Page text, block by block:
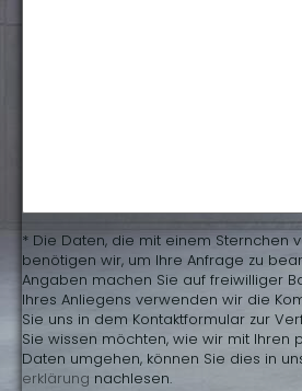
* Die Daten, die mit einem Sternchen
benötigen wir, um Ihre Anfrage zu
Angaben machen Sie auf freiwilliger
Ihres Anliegens verwenden wir die
Sie uns in dem Kontaktformular zur
Sie wissen möchten, wie wir mit Ihren
Daten umgehen, können Sie dies in
erklärung nachlesen.